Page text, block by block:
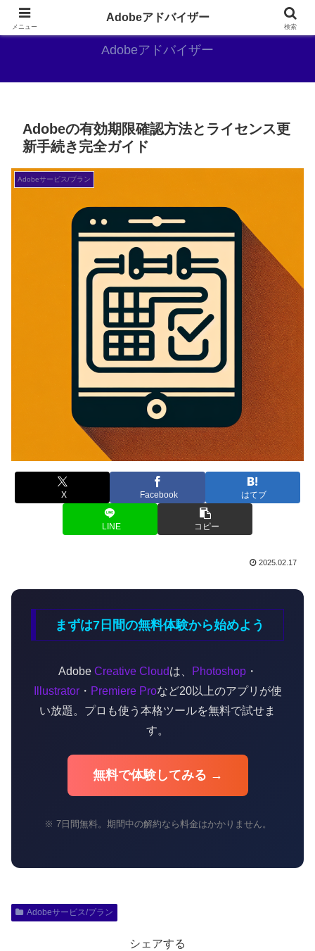
Adobe好きのAdobe推しブログ
Adobeアドバイザー
Adobeの有効期限確認方法とライセンス更
新手続き完全ガイド
Adobeサービス/プラン
X Facebook はてブ
LINE コピー
2025.02.17
まずは7日間の無料体験から始めよう
Adobe Creative Cloudは、 Photoshop・
Illustrator・ Premiere Proなど20以上のアプリが使
い放題。プロも使う本格ツールを無料で試せま
す。
無料で体験してみる →
※ 7日間無料。期間中の解約なら料金はかかりません。
Adobeサービス/プラン
シェアする
メニュー
Adobeアドバイザー
検索